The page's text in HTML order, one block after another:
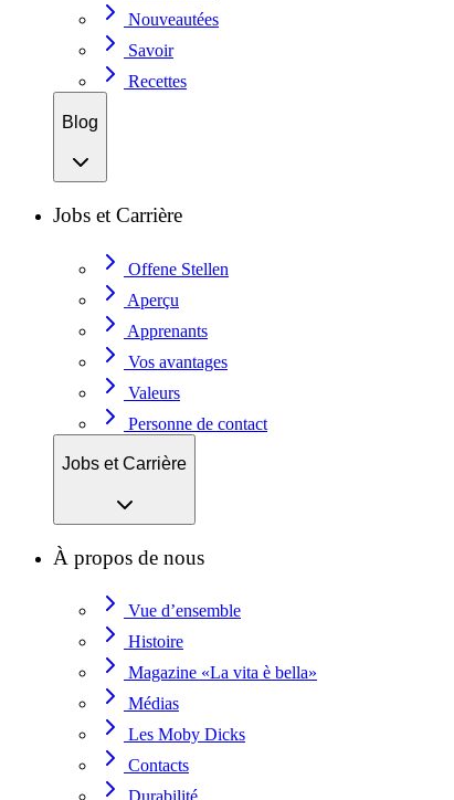
Nouveautées
Savoir
Recettes
Blog
Jobs et Carrière
Offene Stellen
Aperçu
Apprenants
Vos avantages
Valeurs
Personne de contact
Jobs et Carrière
À propos de nous
Vue d’ensemble
Histoire
Magazine «La vita è bella»
Médias
Les Moby Dicks
Contacts